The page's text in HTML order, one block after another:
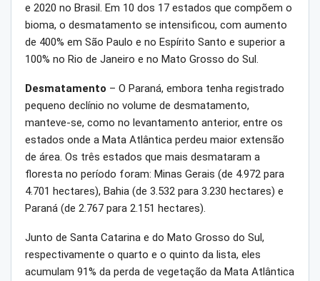
e 2020 no Brasil. Em 10 dos 17 estados que compõem o
bioma, o desmatamento se intensificou, com aumento
de 400% em São Paulo e no Espírito Santo e superior a
100% no Rio de Janeiro e no Mato Grosso do Sul.
Desmatamento – O Paraná, embora tenha registrado
pequeno declínio no volume de desmatamento,
manteve-se, como no levantamento anterior, entre os
estados onde a Mata Atlântica perdeu maior extensão
de área. Os três estados que mais desmataram a
floresta no período foram: Minas Gerais (de 4.972 para
4.701 hectares), Bahia (de 3.532 para 3.230 hectares) e
Paraná (de 2.767 para 2.151 hectares).
Junto de Santa Catarina e do Mato Grosso do Sul,
respectivamente o quarto e o quinto da lista, eles
acumulam 91% da perda de vegetação da Mata Atlântica